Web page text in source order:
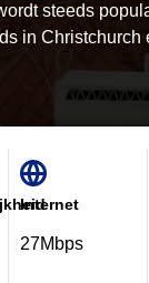
steeds
in
Internet
27Mbps